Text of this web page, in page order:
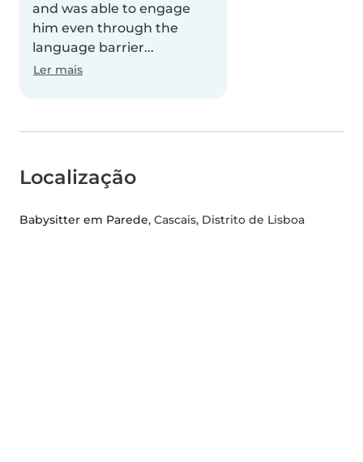
and was able to engage
him even through the
language barrier...
Ler mais
Localização
Babysitter em Parede, Cascais, Distrito de Lisboa